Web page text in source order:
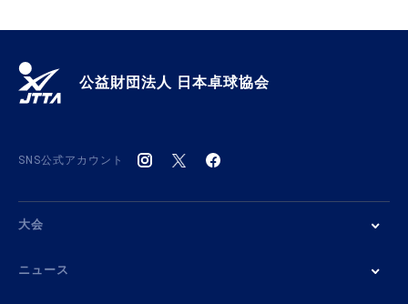
公益財団法人 日本卓球協会
SNS公式アカウント
大会
ニュース